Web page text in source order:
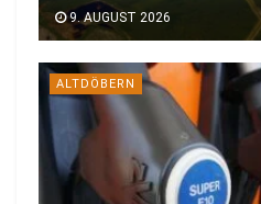
9. AUGUST 2026
ALTDÖBERN